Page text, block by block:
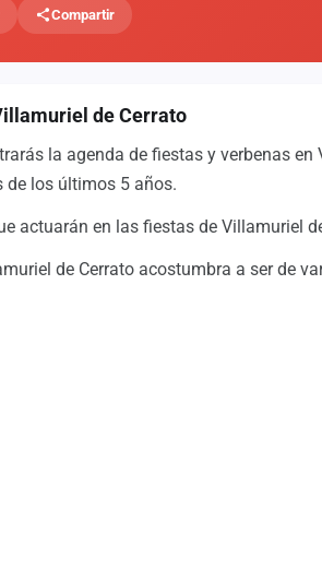
Compartir
de Cerrato
la agenda de fiestas y verbenas
de los últimos 5 años.
actuarán en las fiestas de Villamuriel
de Cerrato acostumbra a ser de